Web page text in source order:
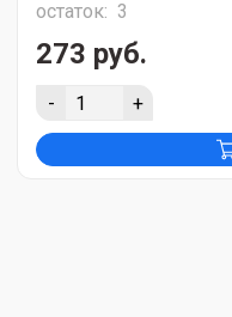
остаток: 3
273 руб.
- +